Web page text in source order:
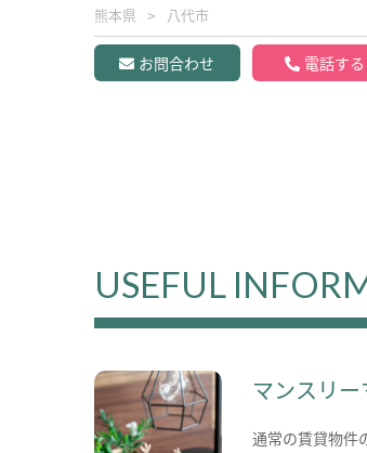
熊本県 八代市
お問合わせ 電話する
USEFUL
マンスリ
通常の賃貸物件